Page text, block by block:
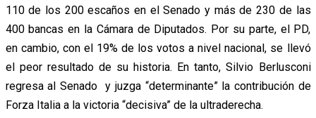
110 de los 200 escaños en el Senado y más de 230 de las
400 bancas en la Cámara de Diputados. Por su parte, el PD,
en cambio, con el 19% de los votos a nivel nacional, se llevó
el peor resultado de su historia. En tanto, Silvio Berlusconi
regresa al Senado y juzga “determinante” la contribución de
Forza Italia a la victoria “decisiva” de la ultraderecha.